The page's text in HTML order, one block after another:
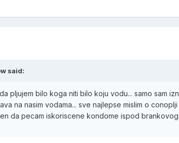
said:
pljujem bilo koga niti bilo koju vodu... samo sam
na nasim vodama... sve najlepse mislim o
da pecam iskoriscene kondome ispod brankovog